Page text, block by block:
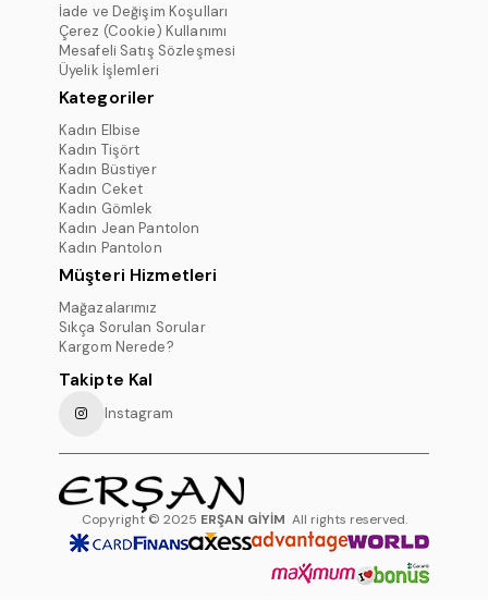
İade ve Değişim Koşulları
Çerez (Cookie) Kullanımı
Mesafeli Satış Sözleşmesi
Üyelik İşlemleri
Kategoriler
Kadın Elbise
Kadın Tişört
Kadın Büstiyer
Kadın Ceket
Kadın Gömlek
Kadın Jean Pantolon
Kadın Pantolon
Müşteri Hizmetleri
Mağazalarımız
Sıkça Sorulan Sorular
Kargom Nerede?
Takipte Kal
Instagram
Copyright © 2025 ERŞAN GİYİM All rights reserved.